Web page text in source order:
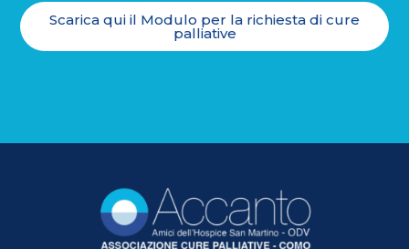
Scarica qui il Modulo per la richiesta di cure
palliative